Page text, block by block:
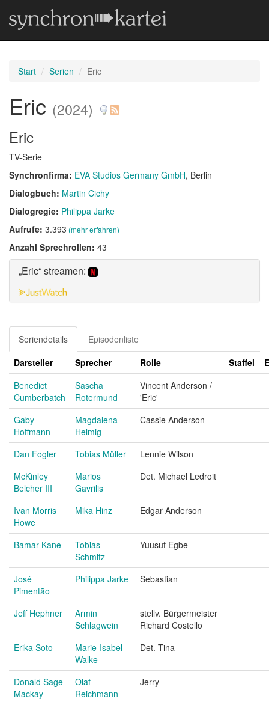
Start Serien Eric
Eric (2024)
Eric
TV-Serie
Synchronfirma: EVA Studios Germany GmbH, Berlin
Dialogbuch: Martin Cichy
Dialogregie: Philippa Jarke
Aufrufe: 3.393 (mehr erfahren)
Anzahl Sprechrollen: 43
„Eric“ streamen:
Seriendetails
Episodenliste
Darsteller
Sprecher Rolle Staffel
Benedict
Cumberbatch
Sascha
Rotermund
Vincent Anderson /
'Eric'
Gaby
Hoffmann
Magdalena
Helmig
Cassie Anderson
Dan Fogler Tobias Müller
Lennie Wilson
McKinley
Belcher III
Marios
Gavrilis
Det. Michael Ledroit
Ivan Morris
Howe
Mika Hinz Edgar Anderson
Bamar Kane
Tobias
Schmitz
Yuusuf Egbe
José
Pimentão
Philippa Jarke Sebastian
Jeff Hephner
Armin
Schlagwein
stellv. Bürgermeister
Richard Costello
Erika Soto
Marie-Isabel
Walke
Det. Tina
Donald Sage
Mackay
Olaf
Reichmann
Jerry